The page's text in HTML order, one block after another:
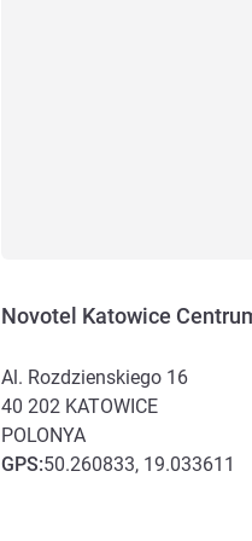
Novotel Katowice
Al. Rozdzienskiego 16
40 202 KATOWICE
POLONYA
GPS:50.260833, 19.033611